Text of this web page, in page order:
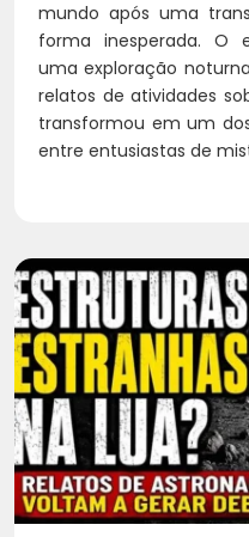
mundo após uma
forma inesperada. O
uma exploração
relatos de atividades
transformou em um
entre entusiastas de